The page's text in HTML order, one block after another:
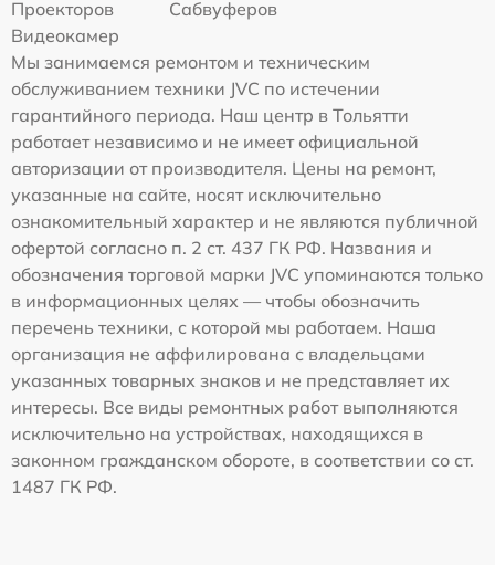
Проекторов
Сабвуферов
Видеокамер
Мы занимаемся ремонтом и техническим
обслуживанием техники JVC по истечении
гарантийного периода. Наш центр в Тольятти
работает независимо и не имеет официальной
авторизации от производителя. Цены на ремонт,
указанные на сайте, носят исключительно
ознакомительный характер и не являются публичной
офертой согласно п. 2 ст. 437 ГК РФ. Названия и
обозначения торговой марки JVC упоминаются только
в информационных целях — чтобы обозначить
перечень техники, с которой мы работаем. Наша
организация не аффилирована с владельцами
указанных товарных знаков и не представляет их
интересы. Все виды ремонтных работ выполняются
исключительно на устройствах, находящихся в
законном гражданском обороте, в соответствии со ст.
1487 ГК РФ.